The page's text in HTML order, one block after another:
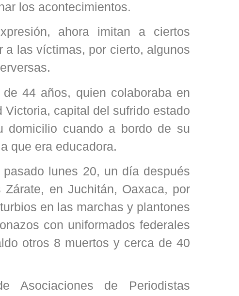
los acontecimientos.
ahora imitan a ciertos
a las víctimas, por cierto, algunos
44 años, quien colaboraba en
Victoria, capital del sufrido estado
domicilio cuando a bordo de su
que era educadora.
lunes 20, un día después
en Juchitán, Oaxaca, por
en las marchas y plantones
con uniformados federales
otros 8 muertos y cerca de 40
Asociaciones de Periodistas